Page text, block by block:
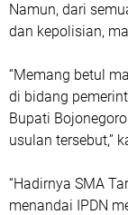
Namun, dari
dan kepolisian,
“Memang betul
di bidang
Bupati
usulan tersebut,”
“Hadirnya SMA
menandai IPDN